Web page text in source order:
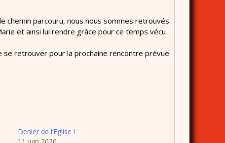
chemin parcouru, nous nous sommes retrouvés
et ainsi lui rendre grâce pour ce temps vécu
retrouver pour la prochaine rencontre prévue
Denier de l’Eglise !